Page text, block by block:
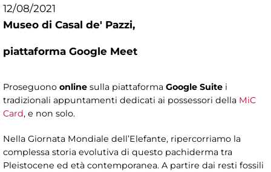
12/08/2021
Museo di Casal de' Pazzi,
piattaforma Google Meet
Proseguono online sulla piattaforma Google Suite i
tradizionali appuntamenti dedicati ai possessori della MiC
Card, e non solo.
Nella Giornata Mondiale dell’Elefante, ripercorriamo la
complessa storia evolutiva di questo pachiderma tra
Pleistocene ed età contemporanea. A partire dai resti fossili